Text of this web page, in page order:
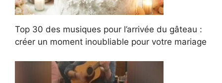
Top 30 des musiques pour l’arrivée du gâteau :
créer un moment inoubliable pour votre mariage